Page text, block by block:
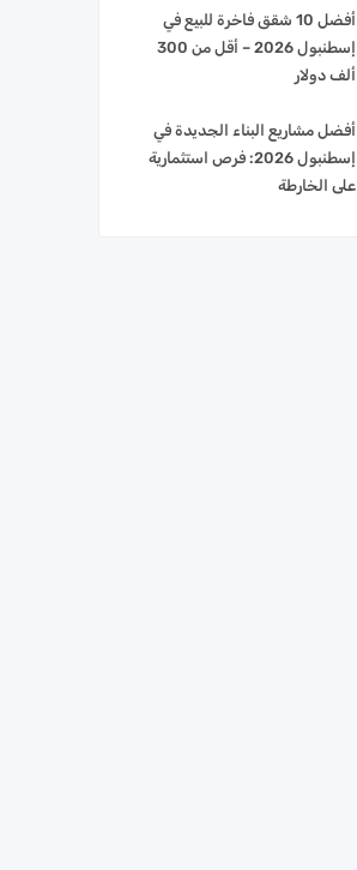
أفضل 10 شقق فاخرة للبيع في
إسطنبول 2026 – أقل من 300
ألف دولار
أفضل مشاريع البناء الجديدة في
إسطنبول 2026: فرص استثمارية
على الخارطة